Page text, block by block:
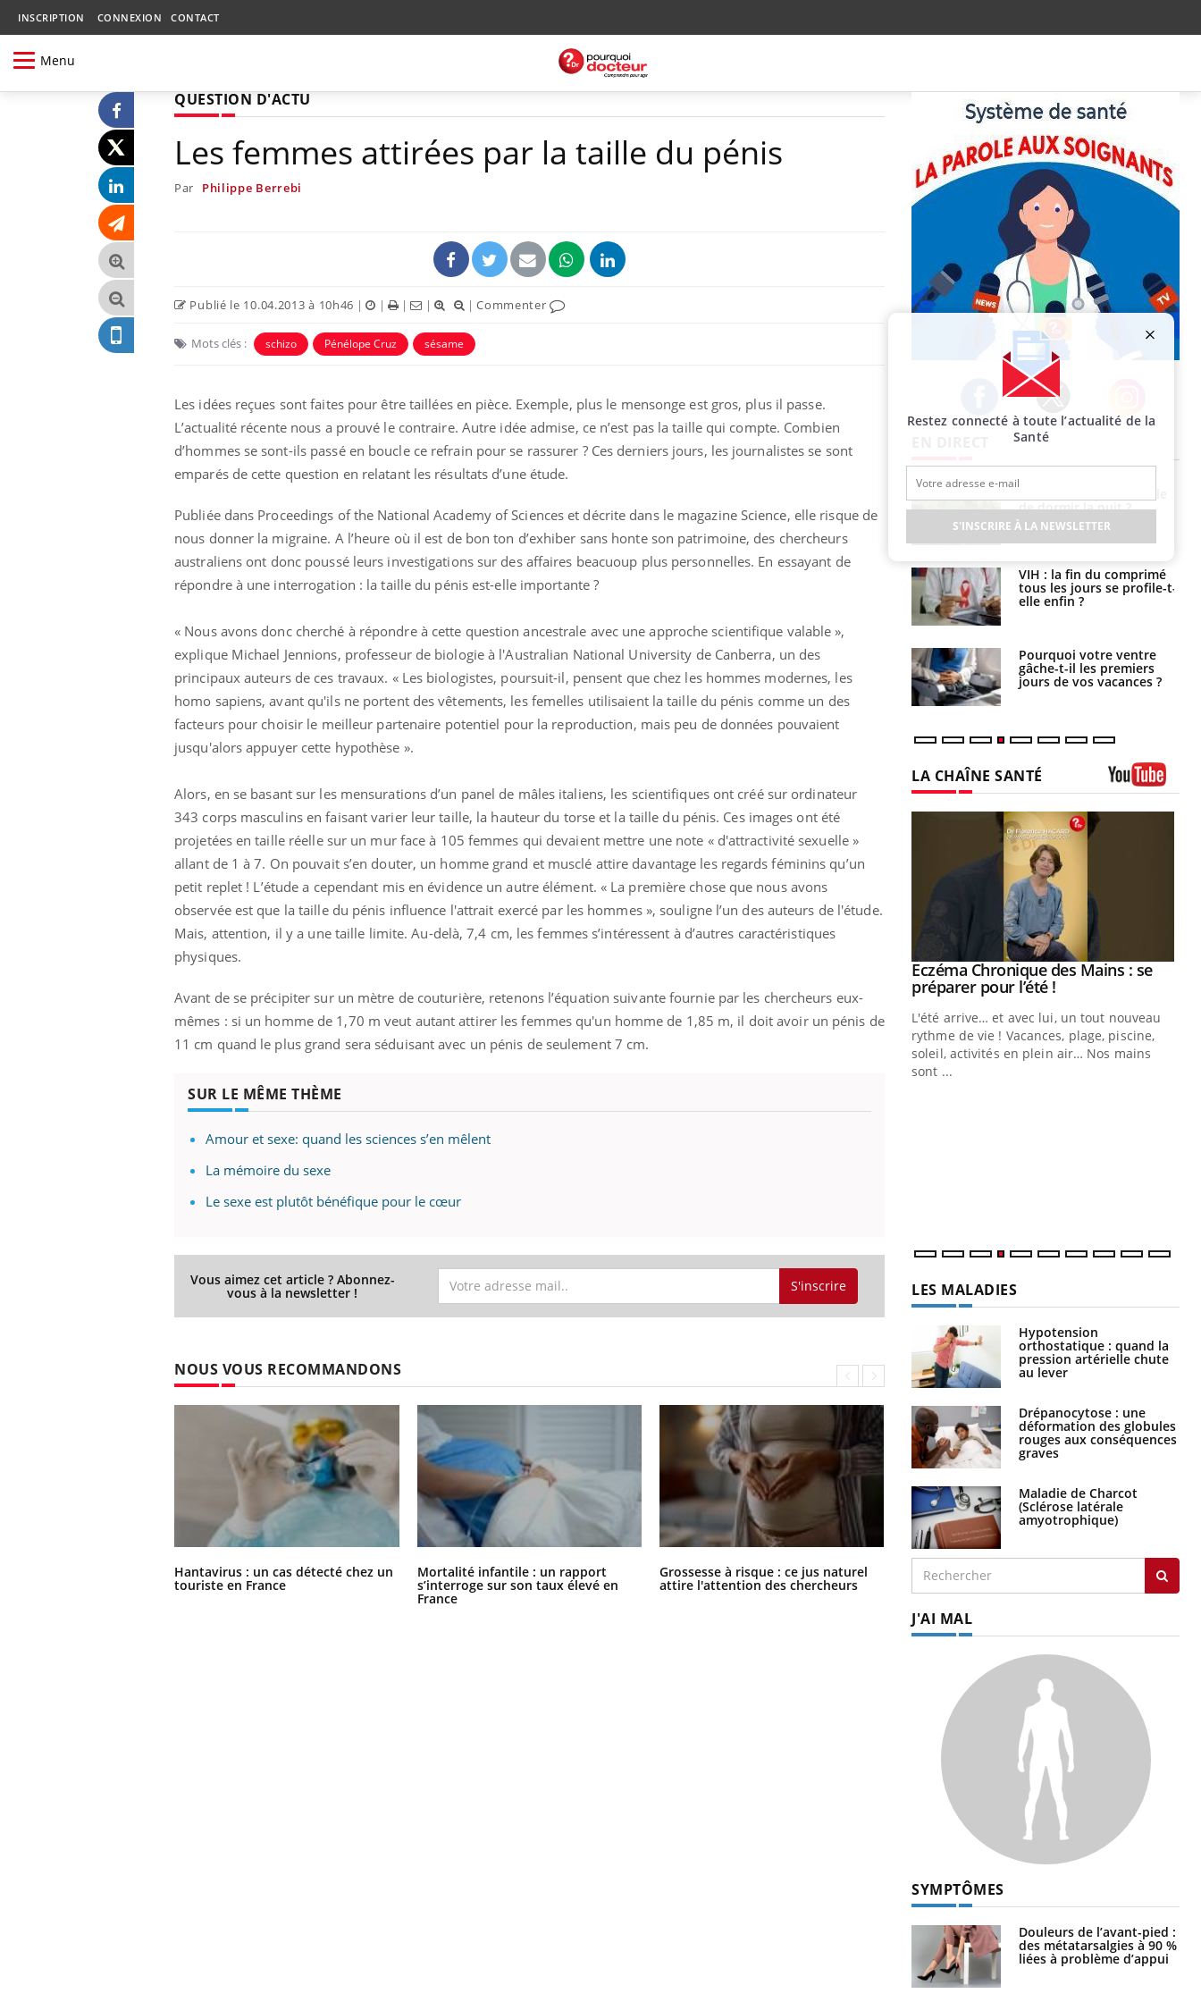
INSCRIPTION CONNEXION CONTACT
Menu
QUESTION D'ACTU
Les femmes attirées par la taille du pénis
Par Philippe Berrebi
Publié le 10.04.2013 à 10h46 | | | | |Commenter
Mots clés : schizo Pénélope Cruz sésame
Les idées reçues sont faites pour être taillées en pièce. Exemple, plus le mensonge est gros, plus il passe.
L’actualité récente nous a prouvé le contraire. Autre idée admise, ce n’est pas la taille qui compte. Combien
d’hommes se sont-ils passé en boucle ce refrain pour se rassurer ? Ces derniers jours, les journalistes se sont
emparés de cette question en relatant les résultats d’une étude.
Publiée dans Proceedings of the National Academy of Sciences et décrite dans le magazine Science, elle risque de
nous donner la migraine. A l’heure où il est de bon ton d’exhiber sans honte son patrimoine, des chercheurs
australiens ont donc poussé leurs investigations sur des affaires beacuoup plus personnelles. En essayant de
répondre à une interrogation : la taille du pénis est-elle importante ?
« Nous avons donc cherché à répondre à cette question ancestrale avec une approche scientifique valable »,
explique Michael Jennions, professeur de biologie à l'Australian National University de Canberra, un des
principaux auteurs de ces travaux. « Les biologistes, poursuit-il, pensent que chez les hommes modernes, les
homo sapiens, avant qu'ils ne portent des vêtements, les femelles utilisaient la taille du pénis comme un des
facteurs pour choisir le meilleur partenaire potentiel pour la reproduction, mais peu de données pouvaient
jusqu'alors appuyer cette hypothèse ».
Alors, en se basant sur les mensurations d’un panel de mâles italiens, les scientifiques ont créé sur ordinateur
343 corps masculins en faisant varier leur taille, la hauteur du torse et la taille du pénis. Ces images ont été
projetées en taille réelle sur un mur face à 105 femmes qui devaient mettre une note « d'attractivité sexuelle »
allant de 1 à 7. On pouvait s’en douter, un homme grand et musclé attire davantage les regards féminins qu’un
petit replet ! L’étude a cependant mis en évidence un autre élément. « La première chose que nous avons
observée est que la taille du pénis influence l'attrait exercé par les hommes », souligne l’un des auteurs de l'étude.
Mais, attention, il y a une taille limite. Au-delà, 7,4 cm, les femmes s’intéressent à d’autres caractéristiques
physiques.
Avant de se précipiter sur un mètre de couturière, retenons l’équation suivante fournie par les chercheurs eux-
mêmes : si un homme de 1,70 m veut autant attirer les femmes qu'un homme de 1,85 m, il doit avoir un pénis de
11 cm quand le plus grand sera séduisant avec un pénis de seulement 7 cm.
SUR LE MÊME THÈME
Amour et sexe: quand les sciences s’en mêlent
La mémoire du sexe
Le sexe est plutôt bénéfique pour le cœur
Vous aimez cet article ? Abonnez-
vous à la newsletter ! S'inscrire
NOUS VOUS RECOMMANDONS
Hantavirus : un cas détecté chez un
touriste en France
Mortalité infantile : un rapport
s’interroge sur son taux élevé en
France
Grossesse à risque : ce jus naturel
attire l'attention des chercheurs
Comment oublier les écrans en
vacances ?
Facebook Twitter Instagram
détecté chez un touriste
en France
Mortalité infantile : un
rapport s’interroge sur
Grossesse à risque : ce jus
naturel attire l'attention
des chercheurs
écrans en vacances ?
comment le travail
Cancer colorectal : une
changé la donne au Pays
basque
West Nile : que se passe-
t-il dans le sud de la
France ?
Les médicaments GLP-1
Cytomégalovirus : ce qui
charge des femmes
de dormir la nuit ?
VIH : la fin du comprimé
tous les jours se profile-t-
elle enfin ?
Pourquoi votre ventre
gâche-t-il les premiers
jours de vos vacances ?
LA CHAÎNE SANTÉ
Eczéma Chronique des Mains :
expliquer ma maladie
Il y a des sujets qui sont faciles à aborder...
d'autres non ! D'un côté, poser des
questions sur la maladie d'un proche c'est
prévenir
Fatigue, irritabilité, brouillard mental ou
même alopécie… Les symptômes de la
carence en fer sont multiples ce qui la rend
osait en parler??
En 2026, l'insuline dans le diabète de type 2
patients comme parfois chez les soignants.
Youtube
Eczéma Chronique des Mains : se
préparer pour l’été !Youtube
L'été arrive… et avec lui, un tout nouveau
rythme de vie ! Vacances, plage, piscine,
soleil, activités en plein air… Nos mains
sont ...
LES MALADIES
Hypotension
orthostatique : quand la
pression artérielle chute
au lever
Drépanocytose : une
déformation des globules
rouges aux conséquences
graves
Maladie de Charcot
(Sclérose latérale
amyotrophique)
J'AI MAL
SYMPTÔMES
Douleurs de l’avant-pied :
des métatarsalgies à 90 %
liées à problème d’appui
Restez connecté à toute l’actualité de la
Santé
S'INSCRIRE À LA NEWSLETTER